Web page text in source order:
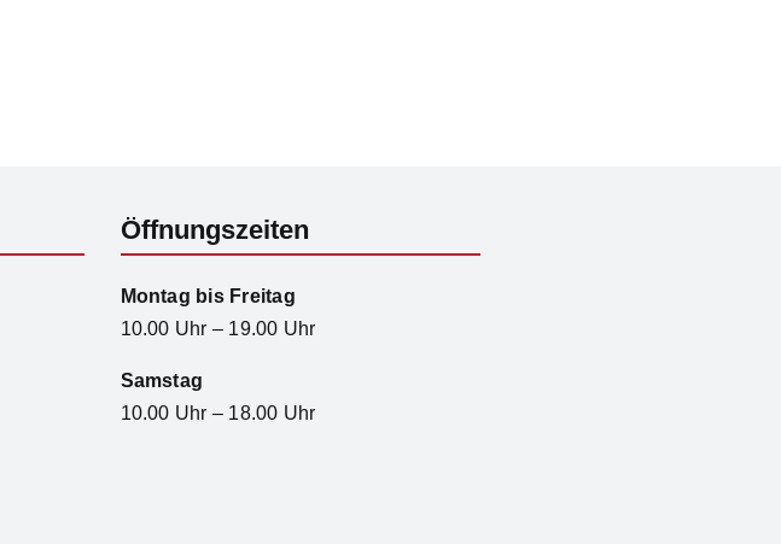
Öffnungszeiten
Montag bis Freitag
10.00 Uhr – 19.00 Uhr
Samstag
10.00 Uhr – 18.00 Uhr